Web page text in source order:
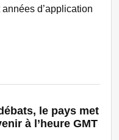
d’application
le pays met
à l’heure GMT